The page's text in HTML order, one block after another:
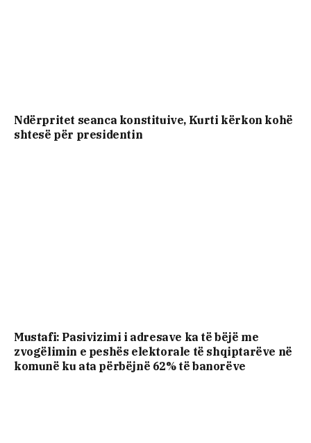
Ndërpritet seanca konstituive, Kurti kërkon kohë
shtesë për presidentin
Mustafi: Pasivizimi i adresave ka të bëjë me
zvogëlimin e peshës elektorale të shqiptarëve në
komunë ku ata përbëjnë 62% të banorëve